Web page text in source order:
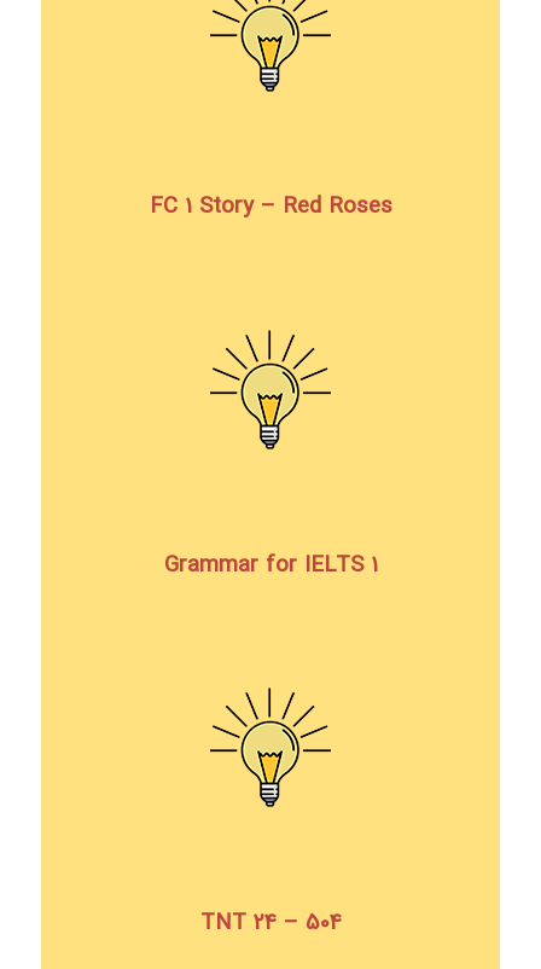
FC 1 Story – Red Roses
Grammar for IELTS 1
TNT 24 – 504